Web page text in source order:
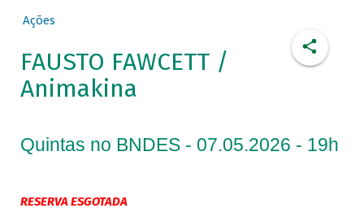
Ações
FAUSTO FAWCETT /
Animakina
Quintas no BNDES - 07.05.2026 - 19h
RESERVA ESGOTADA